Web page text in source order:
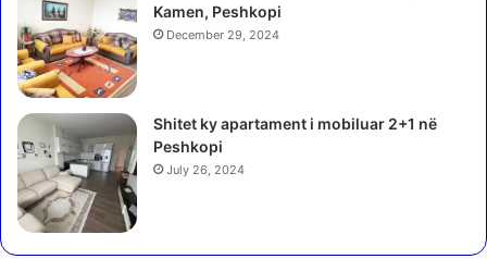
e
l
i
v
j
e
d
h
r
a
k
h
e
v
i
t
Kamen, Peshkopi
December 29, 2024
Shitet ky apartament i mobiluar 2+1 në
Peshkopi
July 26, 2024